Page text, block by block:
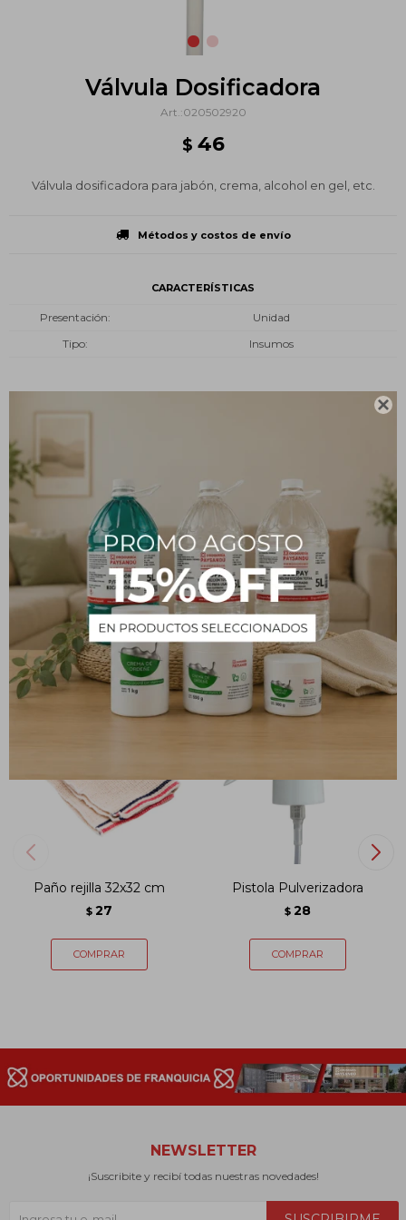

Válvula Dosificadora
020502920
$ 46
Válvula dosificadora para jabón, crema, alcohol en gel, etc.
Métodos y costos de envío
CARACTERÍSTICAS
Presentación
Unidad
Tipo
Insumos
Válvula dosificadora para jabón, crema, alcohol en gel, etc.
PRODUCTOS QUE TE PUEDEN INTERESAR
Paño rejilla 32x32 cm
$ 27
Pistola Pulverizadora
$ 28
NEWSLETTER
¡Suscribite y recibí todas nuestras novedades!